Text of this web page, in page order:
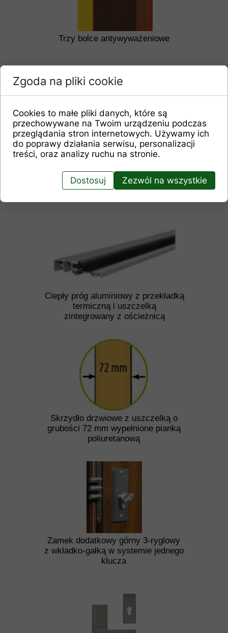
Zamek dodatkowy górny 3-ryglowy
z wkładko-gałką w systemie jednego
klucza
Skrzydło drzwiowe z uszczelką o
grubości 72 mm wypełnione pianką
poliuretanową
Ciepły próg aluminiowy z przekładką
termiczną i uszczelką
zintegrowany z ościeżnicą
Trzy wzmacniane zawiasy
regulowane 3D dwutrzpieniowe
Trzy bolce antywyważeniowe
Zgoda na pliki cookie
Cookies to małe pliki danych, które są
przechowywane na Twoim urządzeniu podczas
przeglądania stron internetowych. Używamy ich
do poprawy działania serwisu, personalizacji
treści, oraz analizy ruchu na stronie.
Dostosuj Zezwól na wszystkie